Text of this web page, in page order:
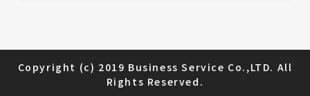
Copyright (c) 2019 Business Service Co.,LTD. All
Rights Reserved.